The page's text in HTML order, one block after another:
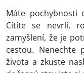
Máte pochybnosti
Cítíte se nevrlí,
zamyšlení, že je
cestou.
života a zkuste